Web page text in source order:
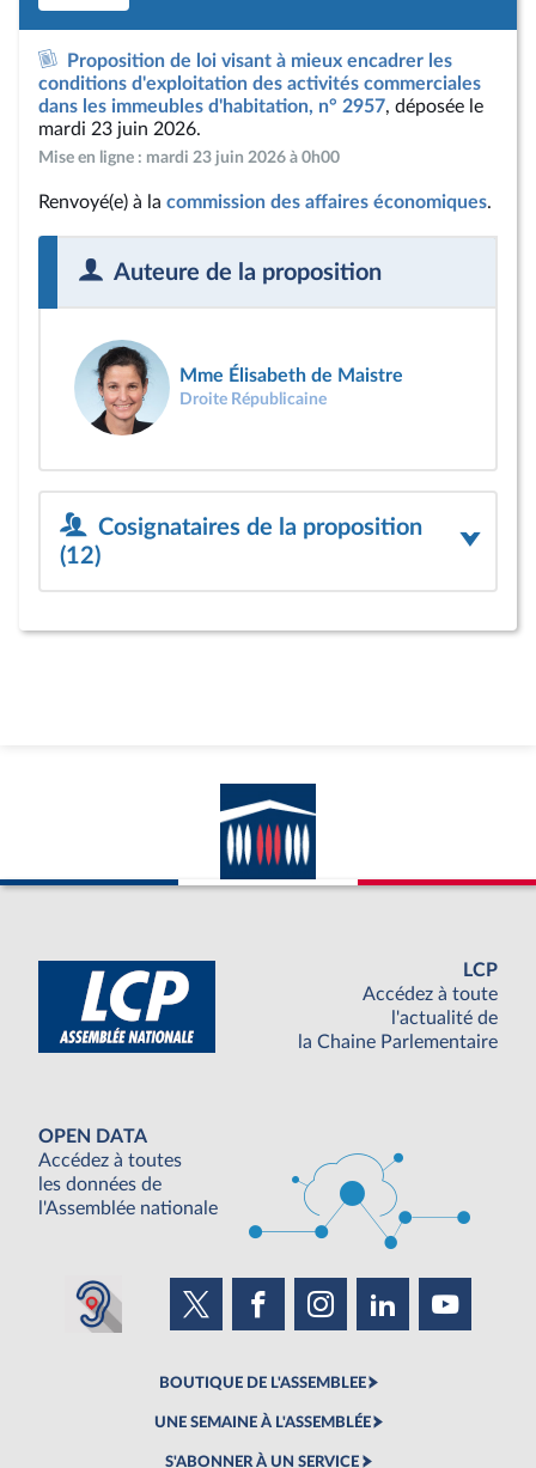
Proposition de loi visant à mieux encadrer les
conditions d'exploitation des activités commerciales
dans les immeubles d'habitation, n° 2957, déposée le
mardi 23 juin 2026.
Mise en ligne : mardi 23 juin 2026 à 0h00
Renvoyé(e) à la commission des affaires économiques.
Auteure de la proposition
Mme Élisabeth de Maistre
Droite Républicaine
Cosignataires de la proposition
(12)
LCP
Accédez à toute
l'actualité de
la Chaine Parlementaire
OPEN DATA
Accédez à toutes
les données de
l'Assemblée nationale
BOUTIQUE DE L'ASSEMBLEE
UNE SEMAINE À L'ASSEMBLÉE
S'ABONNER À UN SERVICE